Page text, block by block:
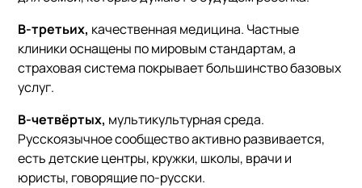
В-третьих, качественная медицина. Частные
клиники оснащены по мировым стандартам, а
страховая система покрывает большинство базовых
услуг.
В-четвёртых, мультикультурная среда.
Русскоязычное сообщество активно развивается,
есть детские центры, кружки, школы, врачи и
юристы, говорящие по-русски.